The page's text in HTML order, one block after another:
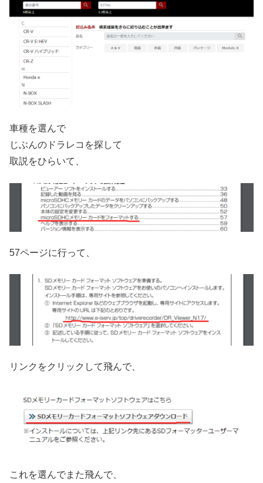
車種を選んで
じぶんのドラレコを探して
取説をひらいて、
57ページに行って、
リンクをクリックして飛んで、
これを選んでまた飛んで、